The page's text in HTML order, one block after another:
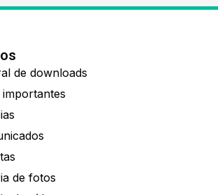
de downloads
importantes
de fotos